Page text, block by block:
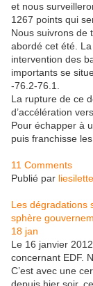
et nous
1267 points qui
Nous suivrons de
abordé cet été.
intervention des
importants se
-76.2-76.1.
La rupture de ce
d’accélération
Pour échapper à
puis franchisse
11 Comments
Publié par
Les dégradations
sphère
18 jan
Le 16 janvier
concernant EDF.
C’est avec une